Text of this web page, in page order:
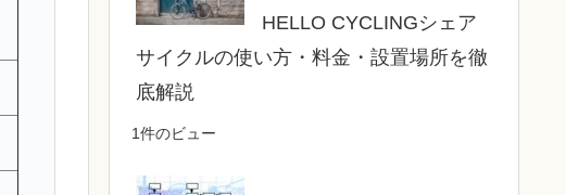
HELLO CYCLINGシェア
サイクルの使い方・料金・設置場所を徹
底解説
1件のビュー